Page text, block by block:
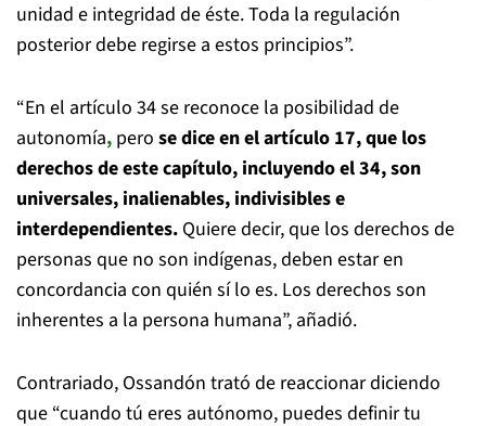
unidad e integridad de éste. Toda la regulación
posterior debe regirse a estos principios”.
“En el artículo 34 se reconoce la posibilidad de
autonomía, pero se dice en el artículo 17, que los
derechos de este capítulo, incluyendo el 34, son
universales, inalienables, indivisibles e
interdependientes. Quiere decir, que los derechos de
personas que no son indígenas, deben estar en
concordancia con quién sí lo es. Los derechos son
inherentes a la persona humana”, añadió.
Contrariado, Ossandón trató de reaccionar diciendo
que “cuando tú eres autónomo, puedes definir tu